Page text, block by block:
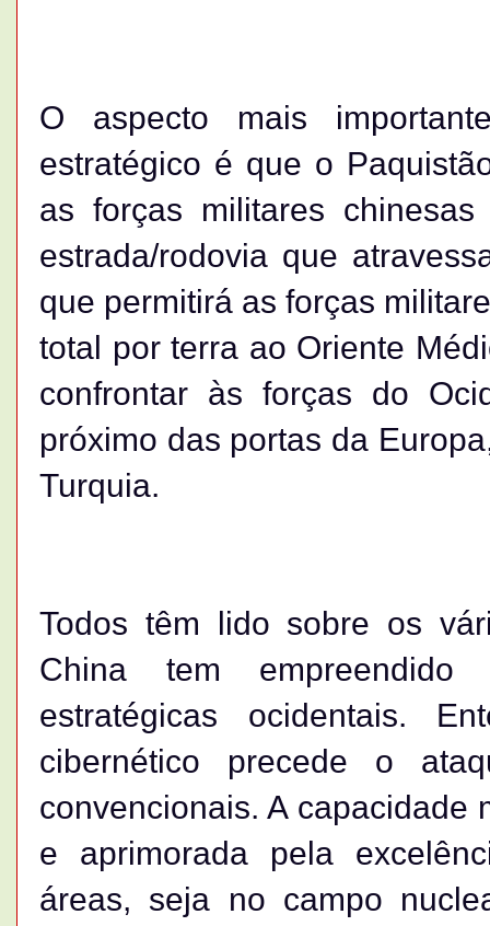
O aspecto mais
estratégico é que o
as forças militares
estrada/rodovia que
que permitirá as forças
total por terra ao Oriente
confrontar às forças do
próximo das portas da
Turquia.
Todos têm lido sobre os
China tem
estratégicas ocidentais.
cibernético precede o
convencionais. A capacidade
e aprimorada pela
áreas, seja no campo